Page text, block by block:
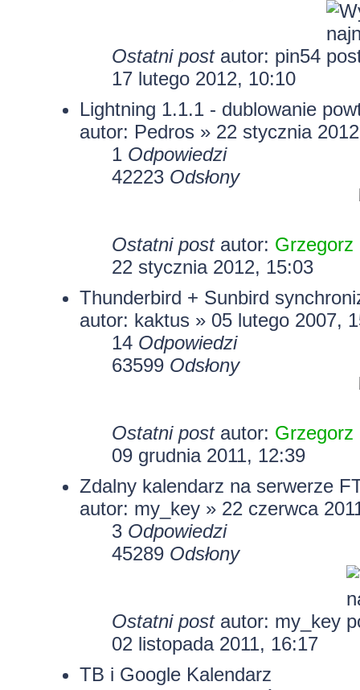
Ostatni post autor: pin54
17 lutego 2012, 10:10
Lightning 1.1.1 - dublowanie
autor: Pedros » 22 stycznia
1 Odpowiedzi
42223 Odsłony
Ostatni post autor: Grzegorz
22 stycznia 2012, 15:03
Thunderbird + Sunbird
autor: kaktus » 05 lutego 2007,
14 Odpowiedzi
63599 Odsłony
Ostatni post autor: Grzegorz
09 grudnia 2011, 12:39
Zdalny kalendarz na serwerze
autor: my_key» 22 czerwca
3 Odpowiedzi
45289 Odsłony
Ostatni post autor: my_key
02 listopada 2011, 16:17
TB i Google Kalendarz